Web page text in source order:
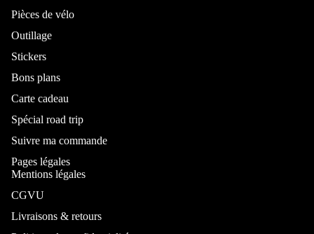
Pièces de vélo
Outillage
Stickers
Bons plans
Carte cadeau
Spécial road trip
Suivre ma commande
Pages légales
Mentions légales
CGVU
Livraisons & retours